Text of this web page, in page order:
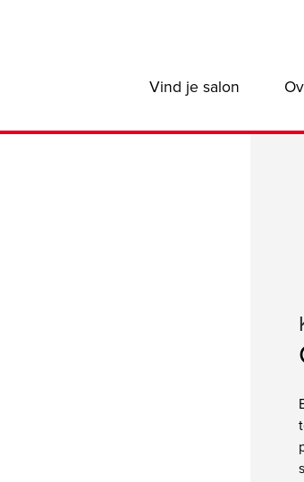
Main
B2C
Vind je salon